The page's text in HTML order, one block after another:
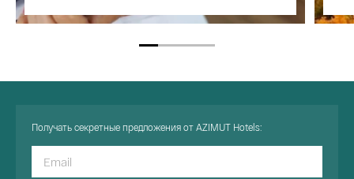
Получать секретные предложения от AZIMUT Hotels: